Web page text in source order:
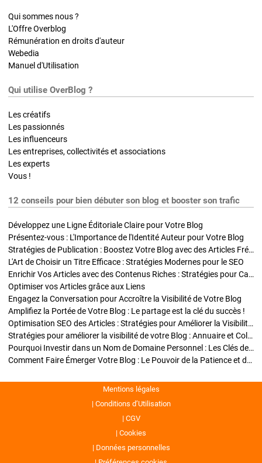
Qui sommes nous ?
L'Offre Overblog
Rémunération en droits d'auteur
Webedia
Manuel d'Utilisation
Qui utilise OverBlog ?
Les créatifs
Les passionnés
Les influenceurs
Les entreprises, collectivités et associations
Les experts
Vous !
12 conseils pour bien débuter son blog et booster son trafic
Développez une Ligne Éditoriale Claire pour Votre Blog
Présentez-vous : L'Importance de l'Identité Auteur pour Votre Blog
Stratégies de Publication : Boostez Votre Blog avec des Articles Fréquents et Exclusifs
L'Art de Choisir un Titre Efficace : Stratégies Modernes pour le SEO
Enrichir Vos Articles avec des Contenus Riches : Stratégies pour Captiver et Optimiser
Optimiser vos Articles grâce aux Liens
Engagez la Conversation pour Accroître la Visibilité de Votre Blog
Amplifiez la Portée de Votre Blog : Le partage est la clé du succès !
Optimisation SEO des Articles : Stratégies pour Améliorer la Visibilité de Votre Blog
Stratégies pour améliorer la visibilité de votre Blog : Annuaire et Collaborations
Pourquoi Investir dans un Nom de Domaine Personnel : Les Clés de la Réussite de Votre Blog
Comment Faire Émerger Votre Blog : Le Pouvoir de la Patience et de la Persévérance
Mentions légales
Conditions d’Utilisation
CGV
Cookies
Données personnelles